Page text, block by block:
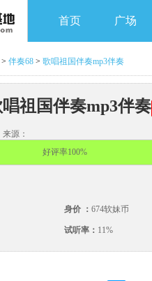
首页 广场
> 伴奏68 > 歌唱祖国伴奏mp3伴奏
祖国伴奏mp3伴奏
来源：
好评率100%
身价 ： 674软妹币
试听率： 11%